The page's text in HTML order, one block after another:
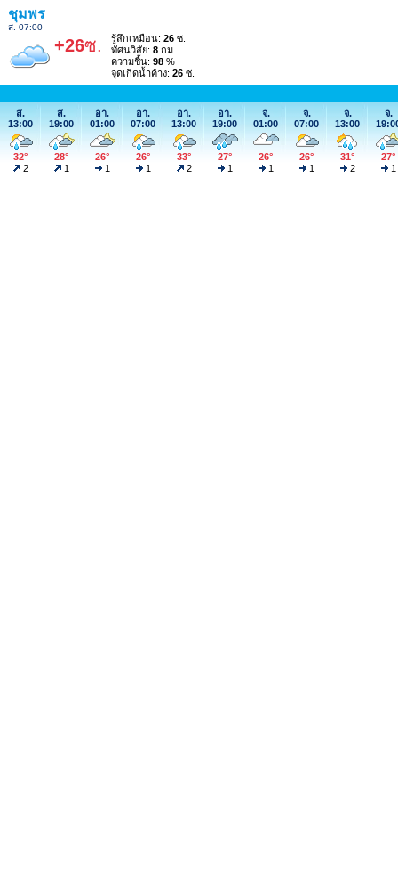
ชุมพร
ส. 07:00
+26ซ. รู้สึกเหมือน: 26 ซ.
ทัศนวิสัย: 8 กม.
ความชื้น: 98 %
จุดเกิดน้ำค้าง: 26 ซ.
ส.
13:00
32°
2
ส.
19:00
28°
1
อา.
01:00
26°
1
อา.
07:00
26°
1
อา.
13:00
33°
2
อา.
19:00
27°
1
จ.
01:00
26°
1
จ.
07:00
26°
1
จ.
13:00
31°
2
จ.
27°
1